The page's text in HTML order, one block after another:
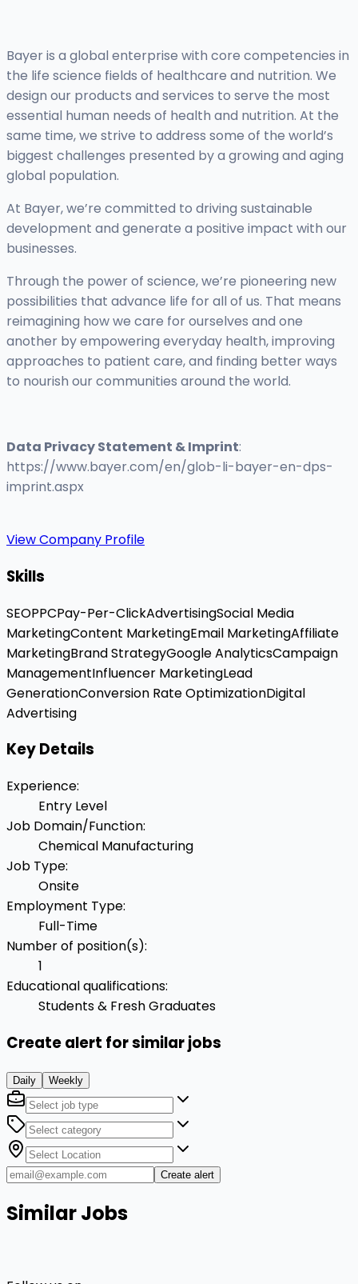
Bayer is a global enterprise with core competencies in
the life science fields of healthcare and nutrition. We
design our products and services to serve the most
essential human needs of health and nutrition. At the
same time, we strive to address some of the world’s
biggest challenges presented by a growing and aging
global population.
At Bayer, we’re committed to driving sustainable
development and generate a positive impact with our
businesses.
Through the power of science, we’re pioneering new
possibilities that advance life for all of us. That means
reimagining how we care for ourselves and one
another by empowering everyday health, improving
approaches to patient care, and finding better ways
to nourish our communities around the world.
Data Privacy Statement & Imprint:
https://www.bayer.com/en/glob-li-bayer-en-dps-
imprint.aspx
View Company Profile
Skills
SEOPPCPay-Per-ClickAdvertisingSocial Media
MarketingContent MarketingEmail MarketingAffiliate
MarketingBrand StrategyGoogle AnalyticsCampaign
ManagementInfluencer MarketingLead
GenerationConversion Rate OptimizationDigital
Advertising
Key Details
Experience:
Entry Level
Job Domain/Function:
Chemical Manufacturing
Job Type:
Onsite
Employment Type:
Full-Time
Number of position(s):
1
Educational qualifications:
Students & Fresh Graduates
Create alert for similar jobs
Daily Weekly
Create alert
Similar Jobs